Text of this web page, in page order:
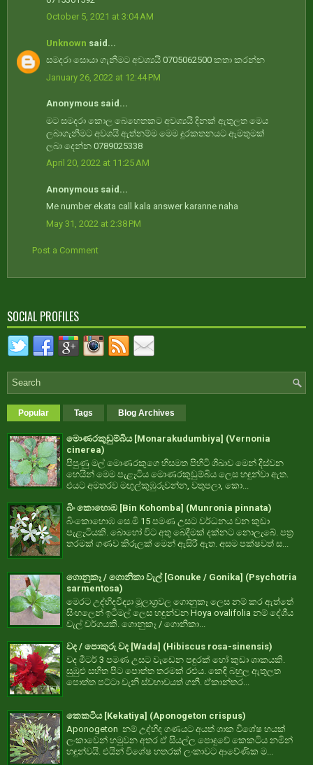
October 5, 2021 at 3:04 AM
Unknown said...
සමදරා සොයා ගැනීමට අවශ්‍යයි 0705062500 කතා කරන්න
January 26, 2022 at 12:44 PM
Anonymous said...
මට සමදරා කොල බෙහෙතකට අවශ්‍යයි දිනක් ඇතුලත මෙය
ලබාගැනීමට අවශයි ඇත්නම්ම මෙම දුරකතනයට ඇමතුමක්
ලබා දෙන්න 0789025338
April 20, 2022 at 11:25 AM
Anonymous said...
Me number ekata call kala answer karanne naha
May 31, 2022 at 2:38 PM
Post a Comment
SOCIAL PROFILES
Popular Tags Blog Archives
මොණරකුඩුම්බිය [Monarakudumbiya] (Vernonia
cinerea)
පිපුණු මල් මොණරකුගෙ හිසමත පිහිටි ශිඛාව මෙන් දිස්වන
හෙයින් මෙම පැළෑටිය මොණරකුඩුම්බිය ලෙස හඳුන්වා ඇත.
එයට අමතරව මඟුල්කුඹුරුවන්න, වතුපලා, කො...
බිං කොහොඹ [Bin Kohomba] (Munronia pinnata)
බිංකොහොඹ සෙ.මි 15 පමණ උසට වර්ධනය වන කුඩා
පැළෑටියකි. බොහෝ විට අතු බෙදීමක් දක්නට නොලැබේ. පත්‍ර
තරමක් ගණව කිරුලක් මෙන් ඇසිරී ඇත. අසම පක්ෂවත් ස...
ගොනුකෑ / ගොනිකා වැල් [Gonuke / Gonika] (Psychotria
sarmentosa)
මෙරට උද්භිදවිද්‍යා මූලාශ්‍රවල ගොනුකෑ ලෙස නම් කර ඇත්තේ
සිංහලෙන් ඉටිමල් ලෙස හඳුන්වන Hoya ovalifolia නම් දේශීය
වැල් වර්ගයකි. ගොනුකෑ / ගොනිකා...
වද / පොකුරු වද [Wada] (Hibiscus rosa-sinensis)
වද මීටර් 3 පමණ උසට වැඩෙන පඳුරක් හෝ කුඩා ශාකයකි.
සුඹුළු සහිත පිට පොත්ත තරමක් රළුය. කෙඳි බහුල ඇතුලත
පොත්ත පට්ටා වැනි ස්වභාවයත් ගනී. ඒකාන්තර...
කෙකටිය [Kekatiya] (Aponogeton crispus)
Aponogeton නම් උද්භිද ගණයට අයත් ශාක විශේෂ හයක්
ලංකාවෙන් හමුවන අතර ඒ සියල්ල පොදුවේ කෙකටිය නමින්
හඳුන්වයි. එයින් විශේෂ හතරක් ලංකාවට ආවේණික ම...